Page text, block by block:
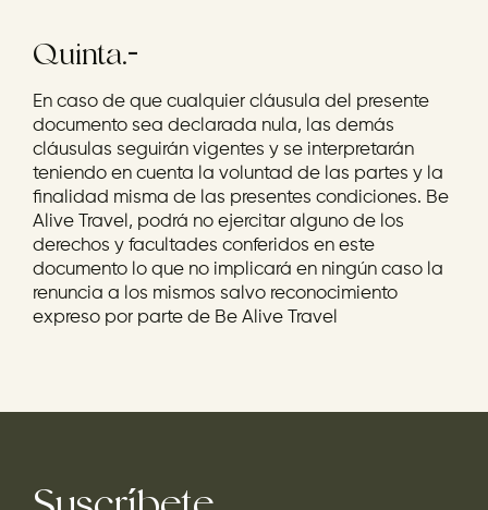
Quinta.-
En caso de que cualquier cláusula del presente
documento sea declarada nula, las demás
cláusulas seguirán vigentes y se interpretarán
teniendo en cuenta la voluntad de las partes y la
finalidad misma de las presentes condiciones. Be
Alive Travel, podrá no ejercitar alguno de los
derechos y facultades conferidos en este
documento lo que no implicará en ningún caso la
renuncia a los mismos salvo reconocimiento
expreso por parte de Be Alive Travel